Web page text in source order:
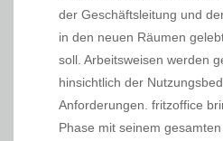
der Geschäftsleitung und
in den neuen Räumen
soll. Arbeitsweisen werden
hinsichtlich der
Anforderungen. fritzoffice
Phase mit seinem